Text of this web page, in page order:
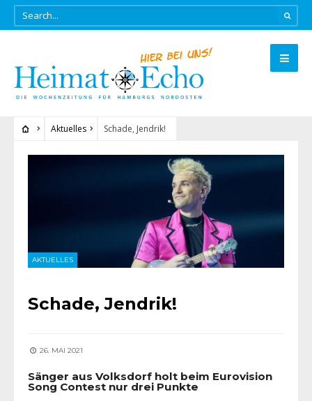
Aktuelles Schade, Jendrik!
AKTUELLES
Schade, Jendrik!
26. MAI 2021
Sänger aus Volksdorf holt beim Eurovision
Song Contest nur drei Punkte